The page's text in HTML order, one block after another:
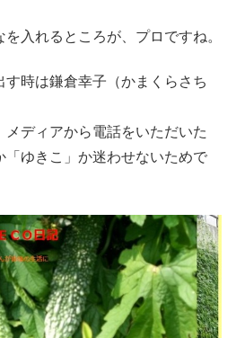
入れるところが、プロですね。
時は鎌倉幸子（かまくらさち
ディアから電話をいただいた
「ゆきこ」か迷わせないためで